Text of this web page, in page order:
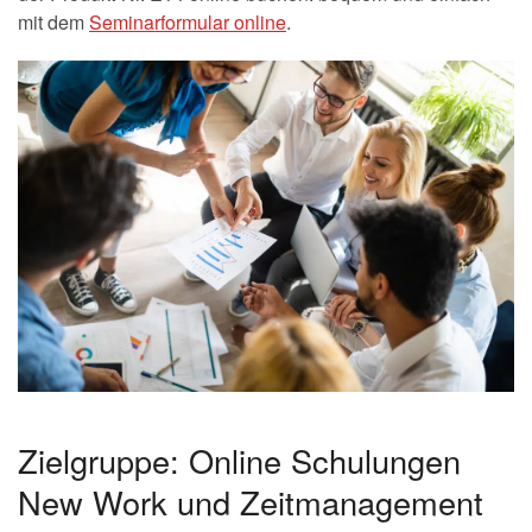
mit demSeminarformular online.
Zielgruppe: Online Schulungen
New Work und Zeitmanagement